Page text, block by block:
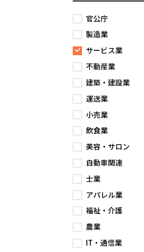
官公庁
製造業
サービス業
不動産業
建築・建設業
運送業
小売業
飲食業
美容・サロン
自動車関連
士業
アパレル業
福祉・介護
農業
IT・通信業